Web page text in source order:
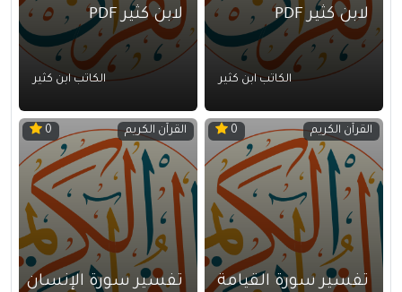
لابن كثير PDF
الكاتب ابن كثير
لابن كثير PDF
الكاتب ابن كثير
القرآن الكريم 0
تفسير سورة القيامة
القرآن الكريم 0
تفسير سورة الإنسان